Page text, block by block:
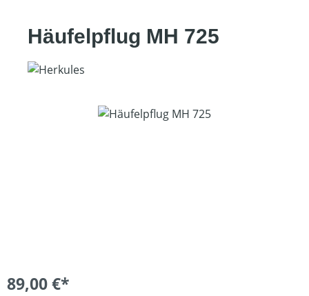
Häufelpflug MH 725
Bildergalerie überspringen
89,00 €*